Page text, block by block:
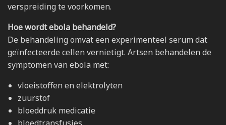
verspreiding te voorkomen.
Hoe wordt ebola behandeld?
De behandeling omvat een experimenteel serum dat
geïnfecteerde cellen vernietigt. Artsen behandelen de
symptomen van ebola met:
vloeistoffen en elektrolyten
zuurstof
bloeddruk medicatie